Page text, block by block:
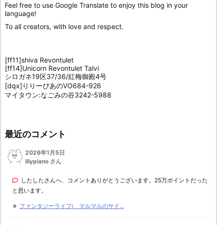
Feel free to use Google Translate to enjoy this blog in your
language!
To all creators, with love and respect.
[ff11]shiva Revontulet
[ff14]Unicorn Revontulet Talvi
シロガネ19区37/36/紅梅御殿4号
[dqx]りりーぴあのVO684-926
マイタウン:なごみの谷3242-5988
最近のコメント
2026年1月5日
lilypiano さん
したしたさんへ、コメントありがとうございます。25万ポイントだった
と思います。
ファンタジーライフi マルマルのサド...